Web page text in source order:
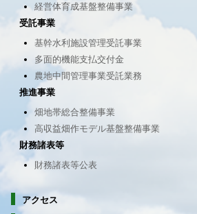
経営体育成基盤整備事業
受託事業
基幹水利施設管理受託事業
多面的機能支払交付金
農地中間管理事業受託業務
推進事業
畑地帯総合整備事業
高収益畑作モデル基盤整備事業
財務諸表等
財務諸表等公表
アクセス